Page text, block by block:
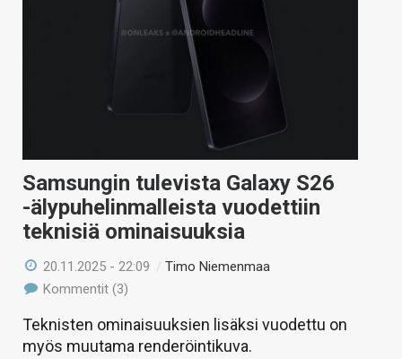
Samsungin tulevista Galaxy S26
-älypuhelinmalleista vuodettiin
teknisiä ominaisuuksia
20.11.2025 - 22:09 /Timo Niemenmaa
Kommentit (3)
Teknisten ominaisuuksien lisäksi vuodettu on
myös muutama renderöintikuva.